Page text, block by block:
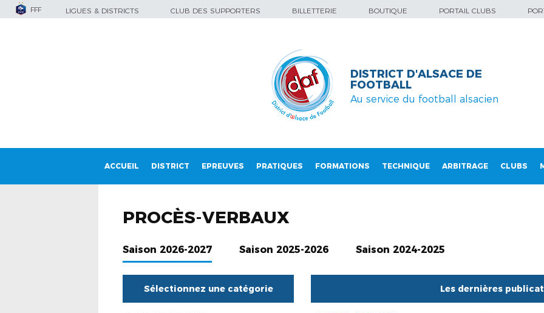
FFF LIGUES & DISTRICTS CLUB DES SUPPORTERS BILLETTERIE BOUTIQUE PORTAIL CLUBS
DISTRICT D'ALSACE DE
FOOTBALL
Au service du football alsacien
ACCUEIL DISTRICT EPREUVES PRATIQUES FORMATIONS TECHNIQUE ARBITRAGE CLUBS
PROCÈS-VERBAUX
Saison 2026-2027 Saison 2025-2026 Saison 2024-2025
Sélectionnez une catégorie Les dernières